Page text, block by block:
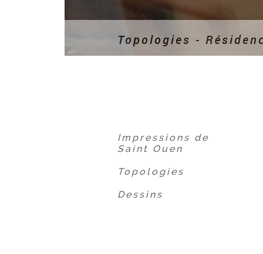
Impressions de
Saint Ouen
Topologies
Dessins
Topologies -